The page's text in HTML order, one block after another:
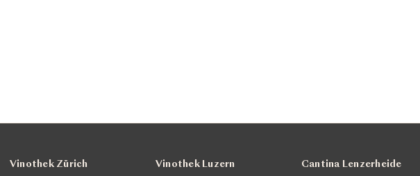
Vinothek Zürich Vinothek Luzern Cantina Lenzerheide